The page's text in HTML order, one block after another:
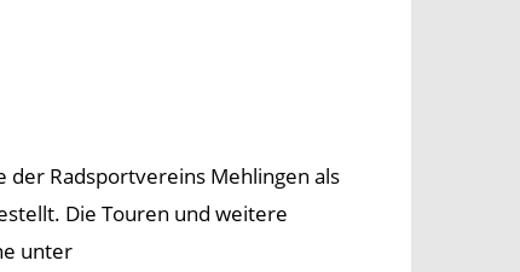
der Radsportvereins Mehlingen als
Die Touren und weitere
unter